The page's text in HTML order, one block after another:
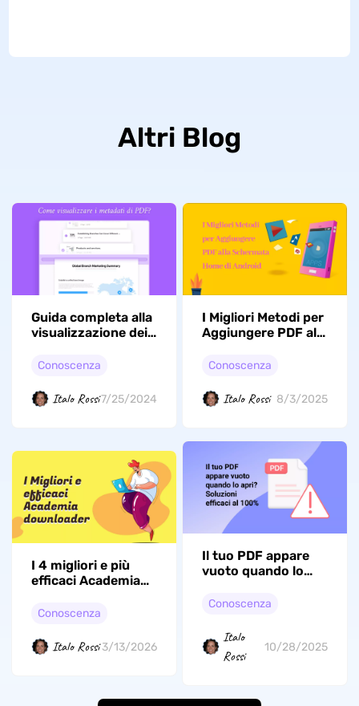
Altri Blog
Guida completa alla
visualizzazione dei
Conoscenza
Italo Rossi7/25/2024
I Migliori Metodi per
Aggiungere PDF alla
Android
Conoscenza
Italo Rossi 8/3/2025
I 4 migliori e più
efficaci Academia
puoi utilizzare
Conoscenza
Italo Rossi 3/13/2026
Il tuo PDF appare
vuoto quando lo
efficaci al 100%
Conoscenza
Italo
Rossi
10/28/2025